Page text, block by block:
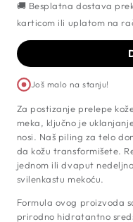
za
Piling
sa
Aromom
Kokosa,
Arganovim
Uljem
i
Morskom
Solju,
250ml
🚚 Besplatna dostava
karticom ili uplatom na
Još malo na stanju!
Za postizanje prelepe
meka, ključno je
nosi. Naš piling za telo
da kožu transformišete.
jednom ili dvaput
svilenkastu mekoću.
Formula ovog proizvoda
prirodno hidratantno